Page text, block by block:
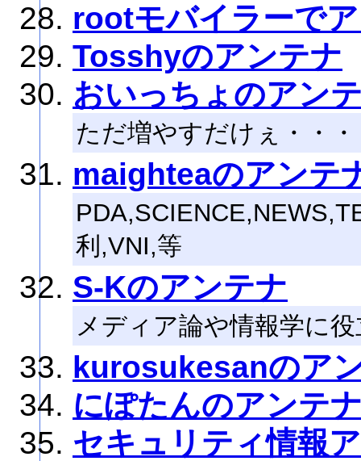
rootモバイラーで
Tosshyのアンテナ
おいっちょのアン
ただ増やすだけぇ・・・
maighteaのアンテ
利,VNI,等
S-Kのアンテナ
メディア論や情報学に
kurosukesanのア
にぽたんのアンテ
セキュリティ情報